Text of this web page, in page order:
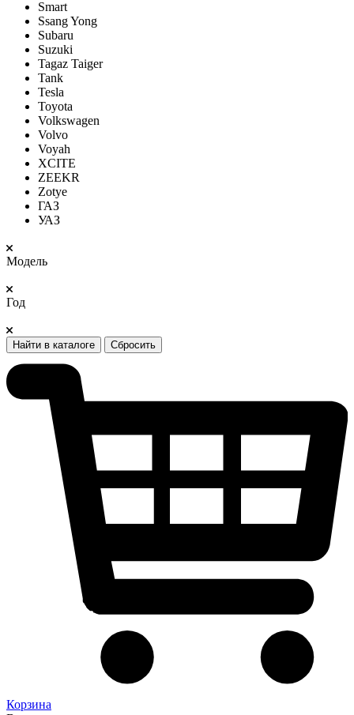
Smart
Ssang Yong
Subaru
Suzuki
Tagaz Taiger
Tank
Tesla
Toyota
Volkswagen
Volvo
Voyah
XCITE
ZEEKR
Zotye
ГАЗ
УАЗ
Модель
Год
Найти в каталоге Сбросить
Корзина